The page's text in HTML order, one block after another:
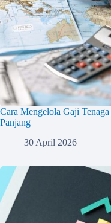
Cara Mengelola Gaji
Panjang
30 April 2026